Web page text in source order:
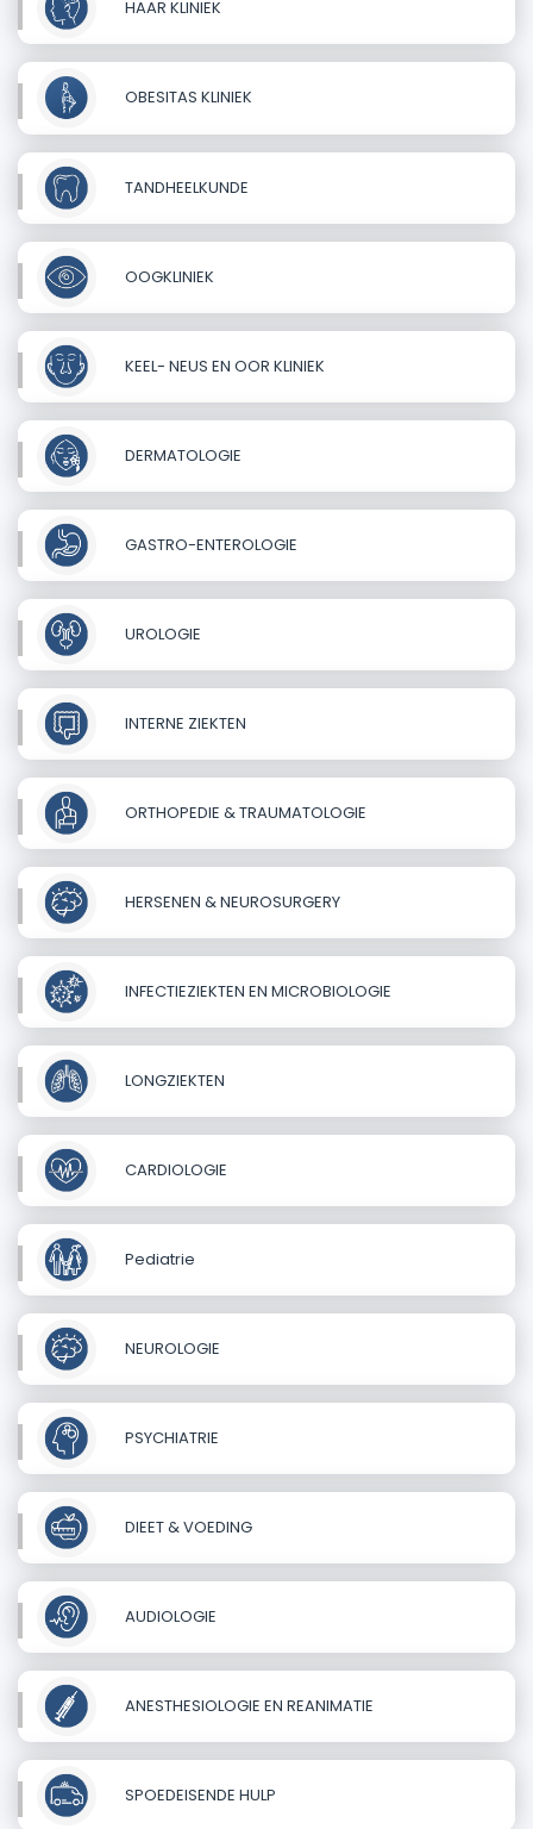
HAAR KLINIEK
OBESITAS KLINIEK
TANDHEELKUNDE
OOGKLINIEK
KEEL- NEUS EN OOR KLINIEK
DERMATOLOGIE
GASTRO-ENTEROLOGIE
UROLOGIE
INTERNE ZIEKTEN
ORTHOPEDIE & TRAUMATOLOGIE
HERSENEN & NEUROSURGERY
INFECTIEZIEKTEN EN MICROBIOLOGIE
LONGZIEKTEN
CARDIOLOGIE
Pediatrie
NEUROLOGIE
PSYCHIATRIE
DIEET & VOEDING
AUDIOLOGIE
ANESTHESIOLOGIE EN REANIMATIE
SPOEDEISENDE HULP